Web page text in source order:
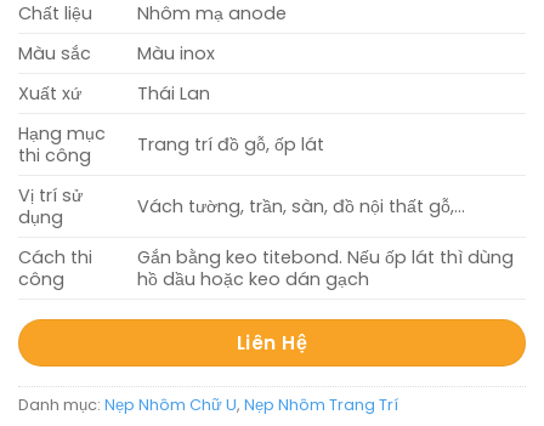
Chất liệu
Nhôm mạ anode
Màu sắc
Màu inox
Xuất xứ
Thái Lan
Hạng mục
thi công
Trang trí đồ gỗ, ốp lát
Vị trí sử
dụng
Vách tường, trần, sàn, đồ nội thất gỗ,…
Cách thi
công
Gắn bằng keo titebond. Nếu ốp lát thì dùng
hồ dầu hoặc keo dán gạch
Liên Hệ
Danh mục: Nẹp Nhôm Chữ U, Nẹp Nhôm Trang Trí